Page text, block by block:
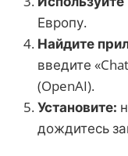
Европу.
Найдите
введите
(OpenAI).
Установите:
дождитесь